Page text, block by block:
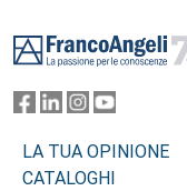
LA TUA OPINIONE
CATALOGHI